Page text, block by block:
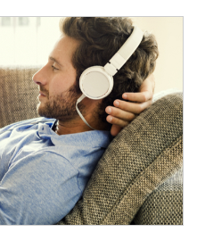
tecnológico tras los
Además, revisa la postura
y las nuevas tarifas
de tipos elevados,
ya no bastan las
de inversión y